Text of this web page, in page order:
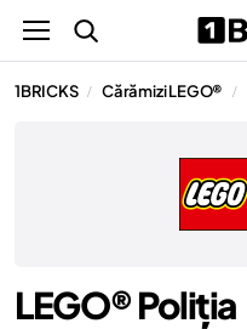
1BRICKS / Cărămizi LEGO® /
LEGO® Poliția